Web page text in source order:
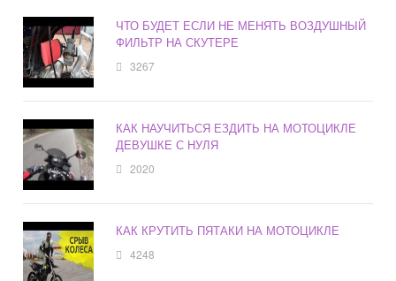
ЧТО БУДЕТ ЕСЛИ НЕ МЕНЯТЬ ВОЗДУШНЫЙ
ФИЛЬТР НА СКУТЕРЕ
3267
КАК НАУЧИТЬСЯ ЕЗДИТЬ НА МОТОЦИКЛЕ
ДЕВУШКЕ С НУЛЯ
2020
КАК КРУТИТЬ ПЯТАКИ НА МОТОЦИКЛЕ
4248